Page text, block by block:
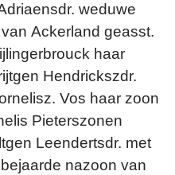
weduwe
Ackerland geasst.
haar
Hendrickszdr.
Vos haar zoon
Pieterszonen
Leendertsdr. met
nazoon van